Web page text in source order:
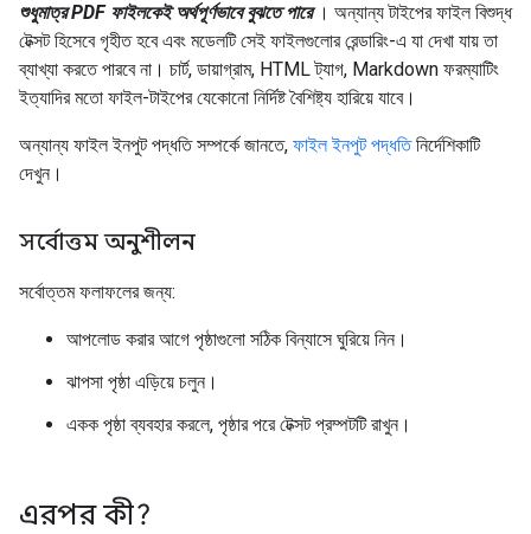
শুধুমাত্র PDF ফাইলকেই অর্থপূর্ণভাবে বুঝতে পারে। অন্যান্য টাইপের ফাইল বিশুদ্ধ
টেক্সট হিসেবে গৃহীত হবে এবং মডেলটি সেই ফাইলগুলোর রেন্ডারিং-এ যা দেখা যায় তা
ব্যাখ্যা করতে পারবে না। চার্ট, ডায়াগ্রাম, HTML ট্যাগ, Markdown ফরম্যাটিং
ইত্যাদির মতো ফাইল-টাইপের যেকোনো নির্দিষ্ট বৈশিষ্ট্য হারিয়ে যাবে।
অন্যান্য ফাইল ইনপুট পদ্ধতি সম্পর্কে জানতে, ফাইল ইনপুট পদ্ধতিনির্দেশিকাটি
দেখুন।
সর্বোত্তম অনুশীলন
সর্বোত্তম ফলাফলের জন্য:
আপলোড করার আগে পৃষ্ঠাগুলো সঠিক বিন্যাসে ঘুরিয়ে নিন।
ঝাপসা পৃষ্ঠা এড়িয়ে চলুন।
একক পৃষ্ঠা ব্যবহার করলে, পৃষ্ঠার পরে টেক্সট প্রম্পটটি রাখুন।
এরপর কী?